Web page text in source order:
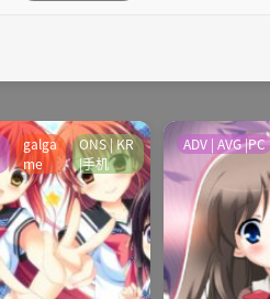
galga
me
ONS | KR
|手机
ADV | AVG |PC